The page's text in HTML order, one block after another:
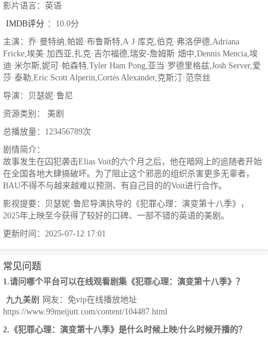
影片语言：英语
IMDB评分 ：10.0分
主演：乔·曼特纳,帕姬·布鲁斯特,A·J·库克,伯克·弗洛伊德,Adriana
Fricke,埃美·加西亚,扎克·吉尔福德,瑞安-詹姆斯·畑中,Dennis Mencia,埃
迪·米尔斯,妮可·帕森特,Tyler Ham Pong,亚当·罗德里格兹,Josh Server,爱
莎·泰勒,Eric Scott Alperin,Cortés Alexander,克斯汀·范奈丝
导演：贝瑟妮·鲁尼
资源类别： 美剧
总播放量：123456789次
剧情简介：
故事发生在囚犯袭击Elias Voit的六个月之后，他在暗网上的追随者开始
在全国各地大肆搞破坏。为了阻止这个邪恶的组织杀害更多无辜者，
BAU不得不与越来越难以预测、有自己目的的Voit进行合作。
影视提要：贝瑟妮·鲁尼导演执导的《犯罪心理：演变第十八季》，
2025年上映至今获得了较好的口碑、一部不错的英语的美剧。
更新时间：2025-07-12 17:01
常见问题
1.请问哪个平台可以在线观看剧集《犯罪心理：演变第十八季》？
九九美剧
网友：免vip在线播放地址
https://www.99meijutt.com/content/104487.html
2.《犯罪心理：演变第十八季》是什么时候上映/什么时候开播的？